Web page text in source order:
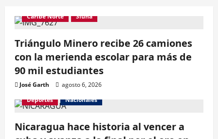
Caribe Norte Siuna
Triángulo Minero recibe 26 camiones
con la merienda escolar para más de
90 mil estudiantes
José Garth
agosto 6, 2026
Deportes
Nacionales
Nicaragua hace historia al vencer a